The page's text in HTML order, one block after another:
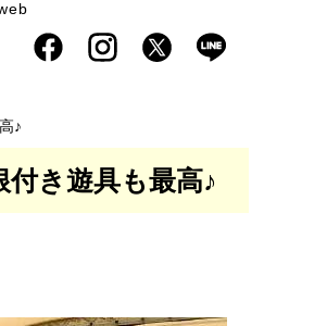
♪
き遊具も最高♪